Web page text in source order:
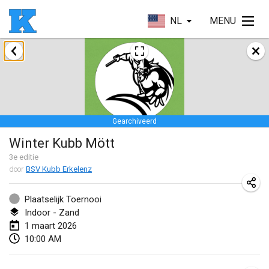
NL MENU
Gearchiveerd
Winter Kubb Mött
3e editie
door BSV Kubb Erkelenz
Plaatselijk Toernooi
Indoor - Zand
1 maart 2026
10:00 AM
januari 2026
Skuffle for the Shovel
Verenigde Staten
Skuffle for the Shovel
17 jan. 2026 |Verenigde Staten
Winterkubb
25 jan. 2026|België
maart 2026
Winter Kubb Mött
1 mrt. 2026|Duitsland